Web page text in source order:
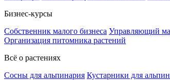
Бизнес-курсы
Собственник малого бизнеса Управляющий
Организация питомника растений
Всё о растениях
Сосны для альпинария Кустарники для